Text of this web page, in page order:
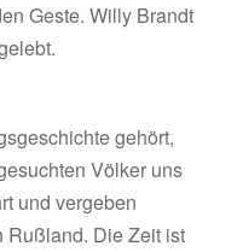
Geste. Willy Brandt
gehört,
Völker uns
und vergeben
Rußland. Die Zeit ist